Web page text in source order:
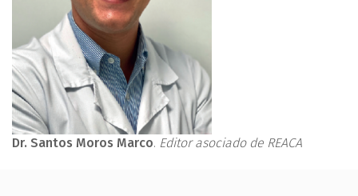
Dr. Santos Moros Marco. Editor asociado de REACA